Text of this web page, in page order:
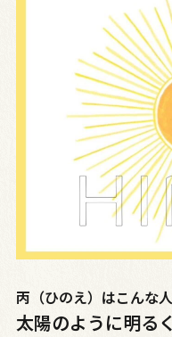
丙（ひのえ）はこんな人
太陽のように明る